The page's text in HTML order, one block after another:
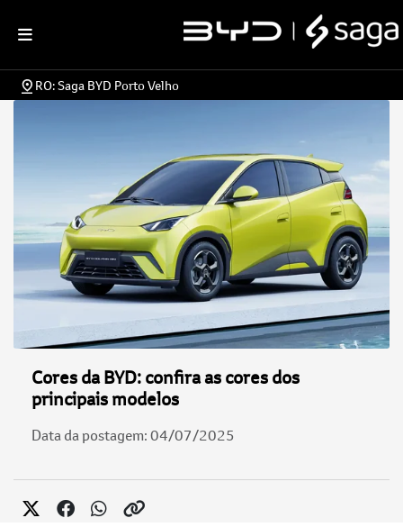
RO: Saga BYD Porto Velho
Cores da BYD: confira as cores dos
principais modelos
Data da postagem: 04/07/2025